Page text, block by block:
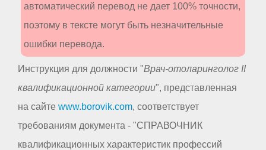
автоматический перевод не дает 100% точности,
поэтому в тексте могут быть незначительные
ошибки перевода.
Инструкция для должности "Врач-отоларинголог II
квалификационной категории", представленная
на сайте www.borovik.com, соответствует
требованиям документа - "СПРАВОЧНИК
квалификационных характеристик профессий